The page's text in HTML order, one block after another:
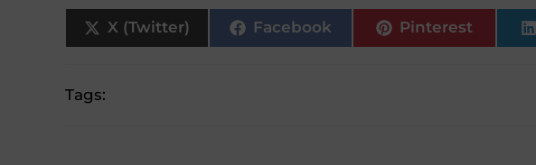
X (Twitter) Facebook Pinterest
Tags: